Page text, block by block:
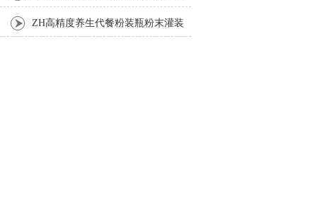
装机 ZH高精度养生代餐粉装瓶粉末灌装